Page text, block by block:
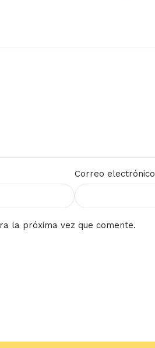
Correo electrónico
la próxima vez que comente.